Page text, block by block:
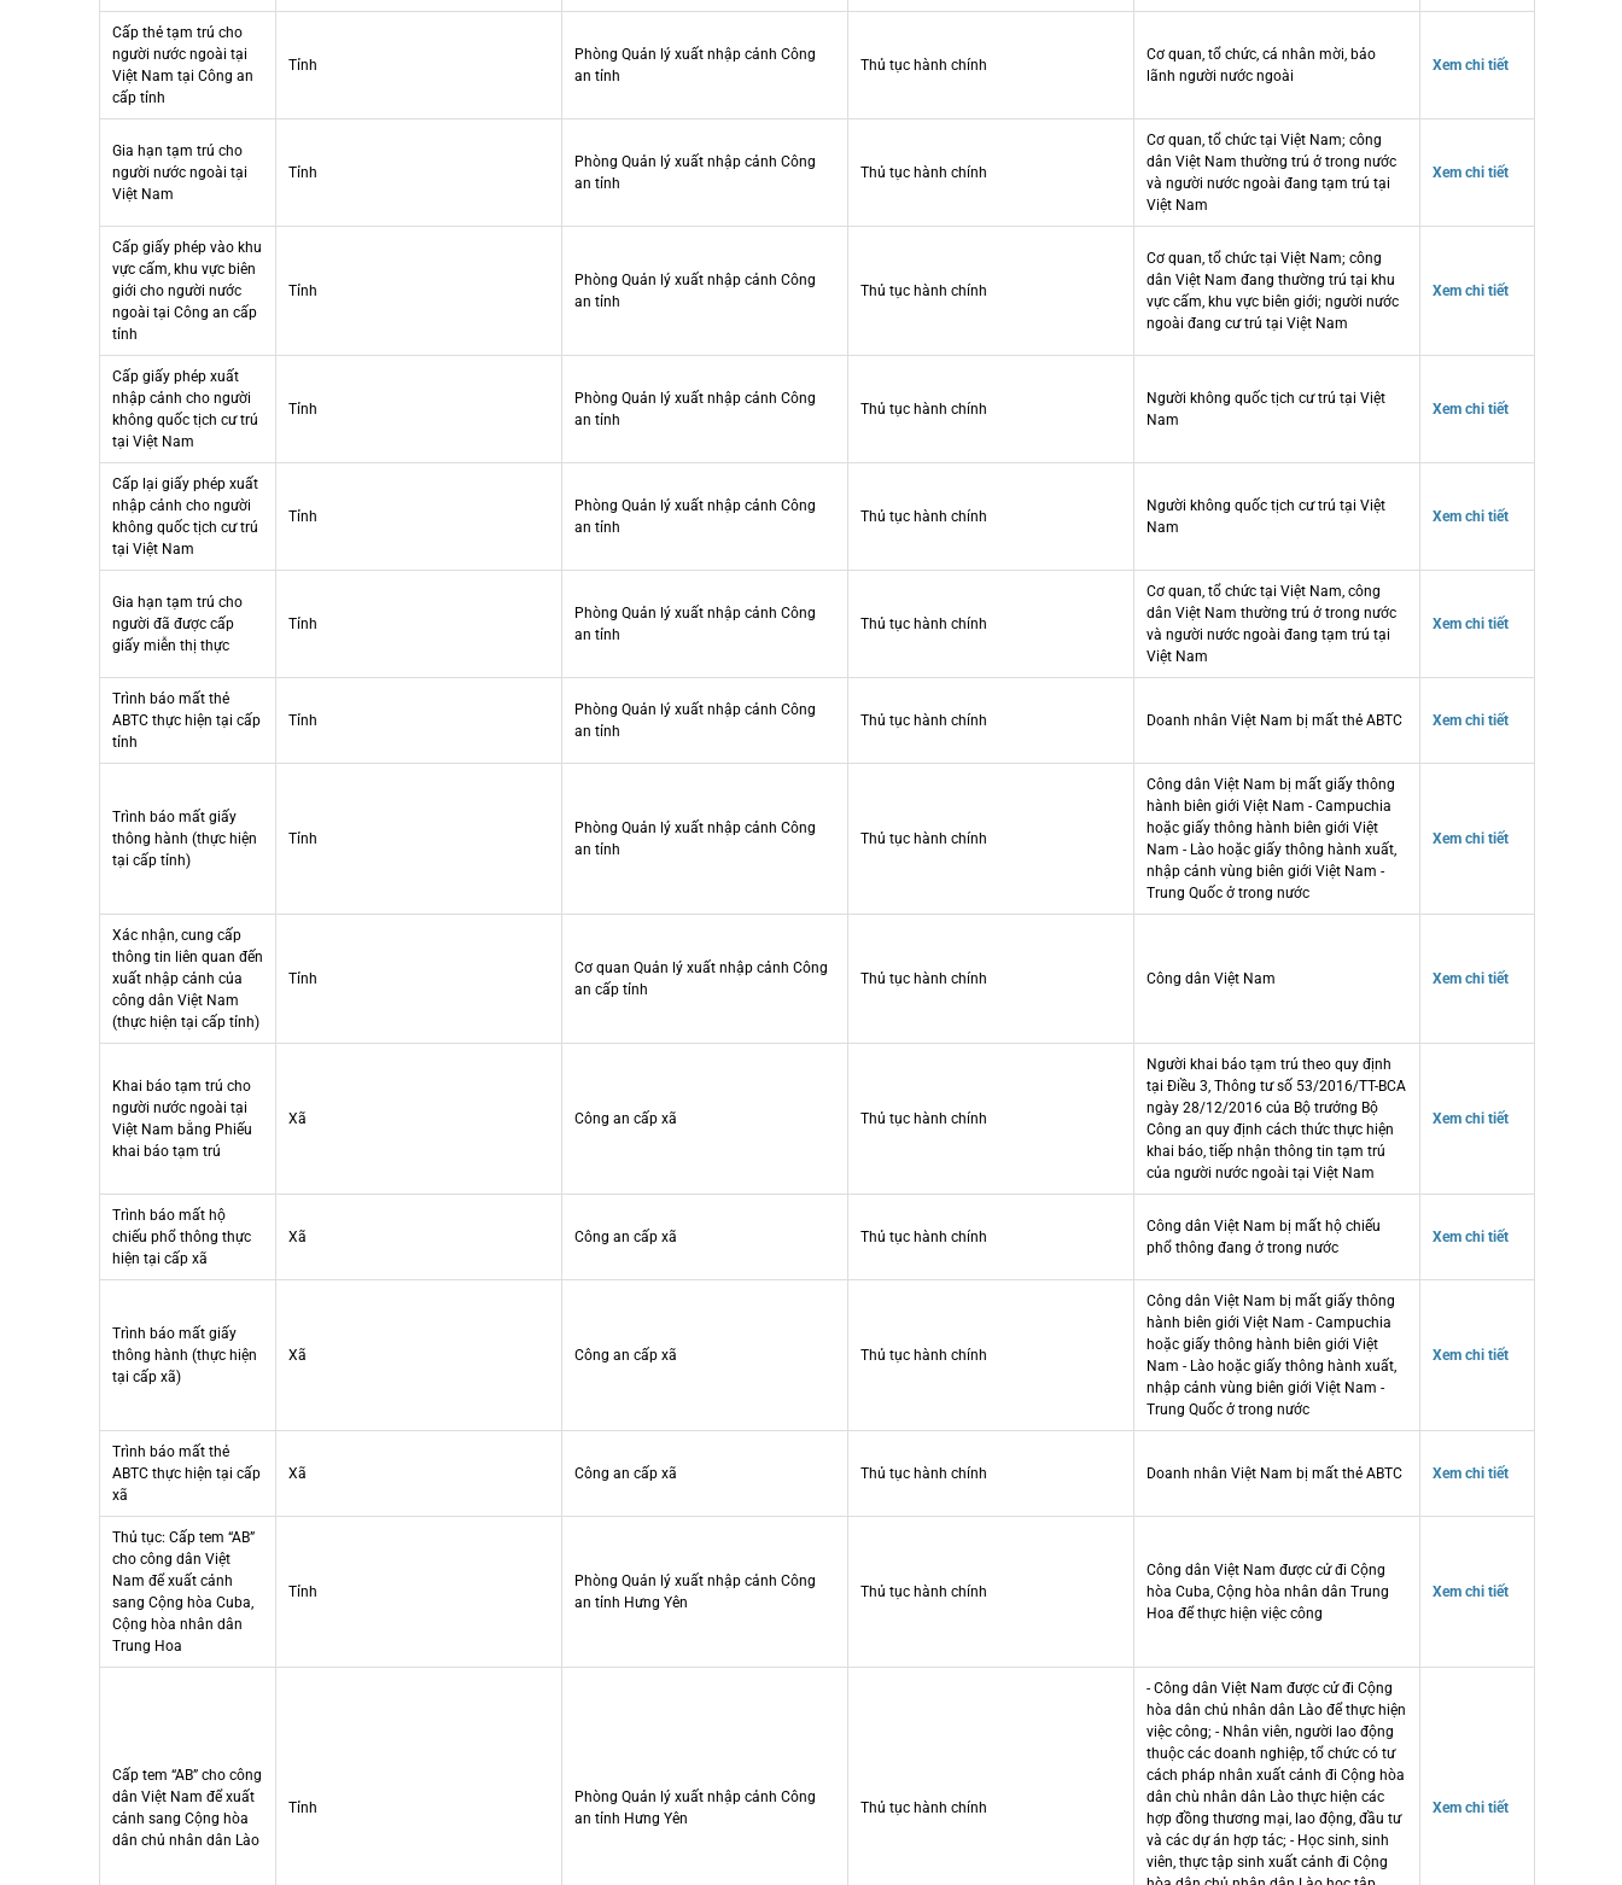
Cấp thẻ tạm trú cho
người nước ngoài tại
Việt Nam tại Công an
cấp tỉnh
Tỉnh
Phòng Quản lý xuất nhập cảnh Công
an tỉnh
Thủ tục hành chính
Cơ quan, tổ chức, cá nhân mời, bảo
lãnh người nước ngoài
Xem chi tiết
Gia hạn tạm trú cho
người nước ngoài tại
Việt Nam
Tỉnh
Phòng Quản lý xuất nhập cảnh Công
an tỉnh
Thủ tục hành chính
Cơ quan, tổ chức tại Việt Nam; công
dân Việt Nam thường trú ở trong nước
và người nước ngoài đang tạm trú tại
Việt Nam
Xem chi tiết
Cấp giấy phép vào khu
vực cấm, khu vực biên
giới cho người nước
ngoài tại Công an cấp
tỉnh
Tỉnh
Phòng Quản lý xuất nhập cảnh Công
an tỉnh
Thủ tục hành chính
Cơ quan, tổ chức tại Việt Nam; công
dân Việt Nam đang thường trú tại khu
vực cấm, khu vực biên giới; người nước
ngoài đang cư trú tại Việt Nam
Xem chi tiết
Cấp giấy phép xuất
nhập cảnh cho người
không quốc tịch cư trú
tại Việt Nam
Tỉnh
Phòng Quản lý xuất nhập cảnh Công
an tỉnh
Thủ tục hành chính
Người không quốc tịch cư trú tại Việt
Nam
Xem chi tiết
Cấp lại giấy phép xuất
nhập cảnh cho người
không quốc tịch cư trú
tại Việt Nam
Tỉnh
Phòng Quản lý xuất nhập cảnh Công
an tỉnh
Thủ tục hành chính
Người không quốc tịch cư trú tại Việt
Nam
Xem chi tiết
Gia hạn tạm trú cho
người đã được cấp
giấy miễn thị thực
Tỉnh
Phòng Quản lý xuất nhập cảnh Công
an tỉnh
Thủ tục hành chính
Cơ quan, tổ chức tại Việt Nam, công
dân Việt Nam thường trú ở trong nước
và người nước ngoài đang tạm trú tại
Việt Nam
Xem chi tiết
Trình báo mất thẻ
ABTC thực hiện tại cấp
tỉnh
Tỉnh
Phòng Quản lý xuất nhập cảnh Công
an tỉnh
Thủ tục hành chính Doanh nhân Việt Nam bị mất thẻ ABTC Xem chi tiết
Trình báo mất giấy
thông hành (thực hiện
tại cấp tỉnh)
Tỉnh
Phòng Quản lý xuất nhập cảnh Công
an tỉnh
Thủ tục hành chính
Công dân Việt Nam bị mất giấy thông
hành biên giới Việt Nam - Campuchia
hoặc giấy thông hành biên giới Việt
Nam - Lào hoặc giấy thông hành xuất,
nhập cảnh vùng biên giới Việt Nam -
Trung Quốc ở trong nước
Xem chi tiết
Xác nhận, cung cấp
thông tin liên quan đến
xuất nhập cảnh của
công dân Việt Nam
(thực hiện tại cấp tỉnh)
Tỉnh
Cơ quan Quản lý xuất nhập cảnh Công
an cấp tỉnh
Thủ tục hành chính Công dân Việt Nam Xem chi tiết
Khai báo tạm trú cho
người nước ngoài tại
Việt Nam bằng Phiếu
khai báo tạm trú
Xã Công an cấp xã Thủ tục hành chính
Người khai báo tạm trú theo quy định
tại Điều 3, Thông tư số 53/2016/TT-BCA
ngày 28/12/2016 của Bộ trưởng Bộ
Công an quy định cách thức thực hiện
khai báo, tiếp nhận thông tin tạm trú
của người nước ngoài tại Việt Nam
Xem chi tiết
Trình báo mất hộ
chiếu phổ thông thực
hiện tại cấp xã
Xã Công an cấp xã Thủ tục hành chính
Công dân Việt Nam bị mất hộ chiếu
phổ thông đang ở trong nước
Xem chi tiết
Trình báo mất giấy
thông hành (thực hiện
tại cấp xã)
Xã Công an cấp xã Thủ tục hành chính
Công dân Việt Nam bị mất giấy thông
hành biên giới Việt Nam - Campuchia
hoặc giấy thông hành biên giới Việt
Nam - Lào hoặc giấy thông hành xuất,
nhập cảnh vùng biên giới Việt Nam -
Trung Quốc ở trong nước
Xem chi tiết
Trình báo mất thẻ
ABTC thực hiện tại cấp
xã
Xã Công an cấp xã Thủ tục hành chính Doanh nhân Việt Nam bị mất thẻ ABTC Xem chi tiết
Thủ tục: Cấp tem “AB”
cho công dân Việt
Nam để xuất cảnh
sang Cộng hòa Cuba,
Cộng hòa nhân dân
Trung Hoa
Tỉnh
Phòng Quản lý xuất nhập cảnh Công
an tỉnh Hưng Yên
Thủ tục hành chính
Công dân Việt Nam được cử đi Cộng
hòa Cuba, Cộng hòa nhân dân Trung
Hoa để thực hiện việc công
Xem chi tiết
Cấp tem “AB” cho công
dân Việt Nam để xuất
cảnh sang Cộng hòa
dân chủ nhân dân Lào
Tỉnh
Phòng Quản lý xuất nhập cảnh Công
an tỉnh Hưng Yên
Thủ tục hành chính
- Công dân Việt Nam được cử đi Cộng
hòa dân chủ nhân dân Lào để thực hiện
việc công; - Nhân viên, người lao động
thuộc các doanh nghiệp, tổ chức có tư
cách pháp nhân xuất cảnh đi Cộng hòa
dân chù nhân dân Lào thực hiện các
hợp đồng thương mại, lao động, đầu tư
và các dự án hợp tác; - Học sinh, sinh
viên, thực tập sinh xuất cảnh đi Cộng
Xem chi tiết